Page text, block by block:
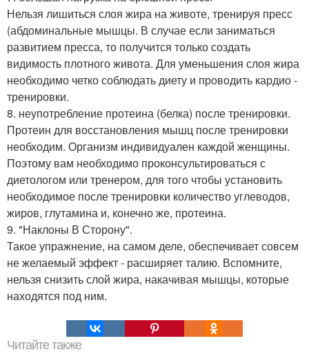
Нельзя лишиться слоя жира на животе, тренируя пресс
(абдоминальные мышцы. В случае если заниматься
развитием пресса, то получится только создать
видимость плотного живота. Для уменьшения слоя жира
необходимо четко соблюдать диету и проводить кардио -
тренировки.
8. неупотребление протеина (белка) после тренировки.
Протеин для восстановления мышц после тренировки
необходим. Организм индивидуален каждой женщины.
Поэтому вам необходимо проконсультироваться с
диетологом или тренером, для того чтобы установить
необходимое после тренировки количество углеводов,
жиров, глутамина и, конечно же, протеина.
9. "Наклоны В Сторону".
Такое упражнение, на самом деле, обеспечивает совсем
не желаемый эффект - расширяет талию. Вспомните,
нельзя снизить слой жира, накачивая мышцы, которые
находятся под ним.
Читайте также